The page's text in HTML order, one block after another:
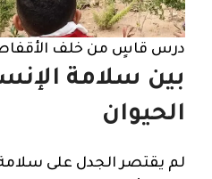
درس قاسٍ من خلف
بين سلامة
الحيوان
لم يقتصر الجدل على سلامة